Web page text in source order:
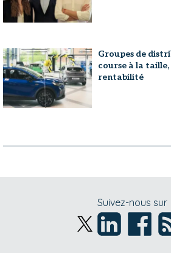
Groupes de
course à la taille,
rentabilité
Suivez-nous sur